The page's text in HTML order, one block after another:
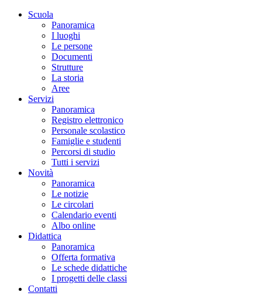
Scuola
Panoramica
I luoghi
Le persone
Documenti
Strutture
La storia
Aree
Servizi
Panoramica
Registro elettronico
Personale scolastico
Famiglie e studenti
Percorsi di studio
Tutti i servizi
Novità
Panoramica
Le notizie
Le circolari
Calendario eventi
Albo online
Didattica
Panoramica
Offerta formativa
Le schede didattiche
I progetti delle classi
Contatti